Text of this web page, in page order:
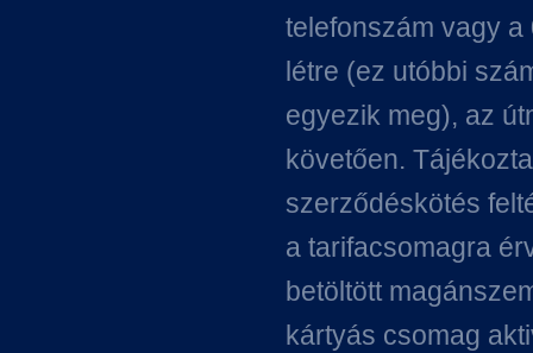
telefonszám vagy
létre (ez utóbbi
egyezik meg), az
követően.
szerződéskötés
a tarifacsomagra
betöltött
kártyás csomag